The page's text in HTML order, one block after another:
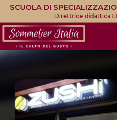
SCUOLA DI
Direttrice didattica